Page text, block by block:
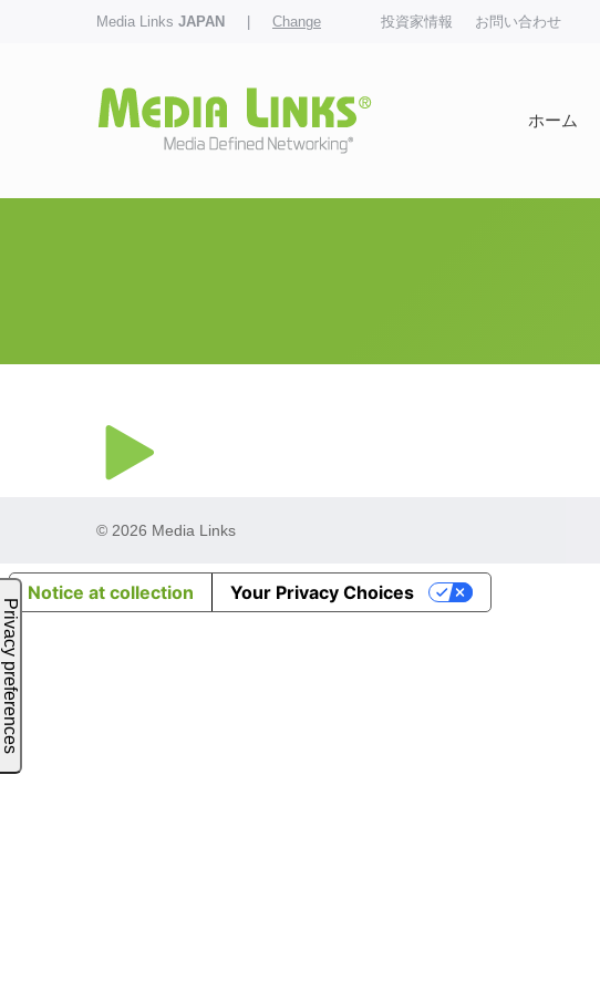
Media Links JAPAN Change 投資家情報 お問い合わせ
ホーム
© 2026 Media Links
Notice at collection Your Privacy Choices
ホーム